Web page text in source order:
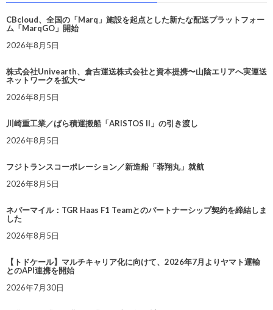
CBcloud、全国の「Marq」施設を起点とした新たな配送プラットフォー
ム「MarqGO」開始
2026年8月5日
株式会社Univearth、倉吉運送株式会社と資本提携〜山陰エリアへ実運送
ネットワークを拡大〜
2026年8月5日
川崎重工業／ばら積運搬船「ARISTOS II」の引き渡し
2026年8月5日
フジトランスコーポレーション／新造船「蓉翔丸」就航
2026年8月5日
ネバーマイル：TGR Haas F1 Teamとのパートナーシップ契約を締結しま
した
2026年8月5日
【トドケール】マルチキャリア化に向けて、2026年7月よりヤマト運輸
とのAPI連携を開始
2026年7月30日